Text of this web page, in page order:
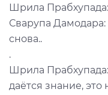
Шрила
Сварупа
снова..
.
Шрила
даётся знание,